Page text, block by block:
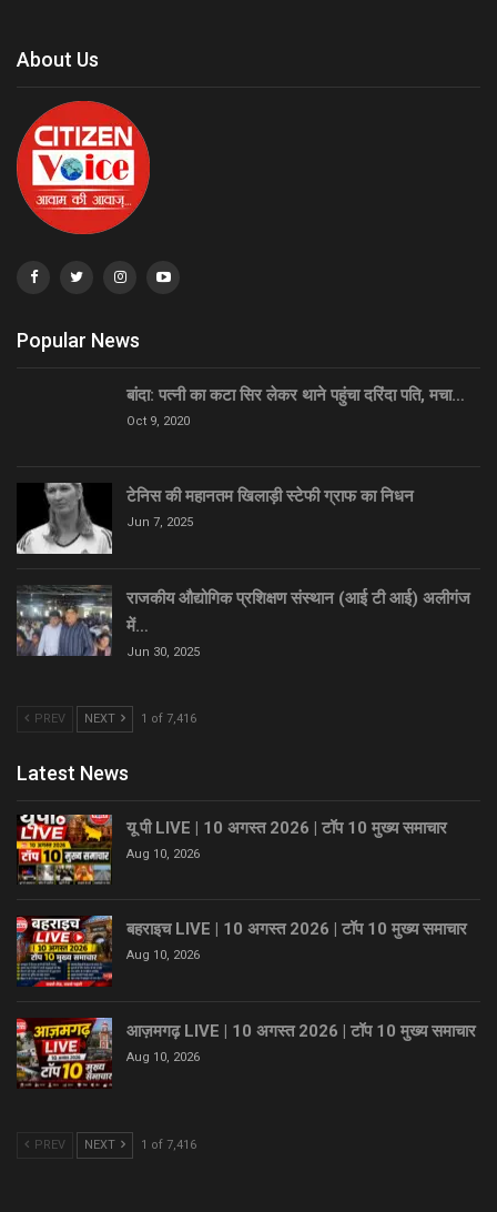
About Us
Popular News
बांदा: पत्नी का कटा सिर लेकर थाने पहुंचा दरिंदा पति, मचा…
Oct 9, 2020
टेनिस की महानतम खिलाड़ी स्टेफी ग्राफ का निधन
Jun 7, 2025
राजकीय औद्योगिक प्रशिक्षण संस्थान (आई टी आई) अलीगंज
में…
Jun 30, 2025
PREV NEXT 1 of 7,416
Latest News
यू पी LIVE | 10 अगस्त 2026 | टॉप 10 मुख्य समाचार
Aug 10, 2026
बहराइच LIVE | 10 अगस्त 2026 | टॉप 10 मुख्य समाचार
Aug 10, 2026
आज़मगढ़ LIVE | 10 अगस्त 2026 | टॉप 10 मुख्य समाचार
Aug 10, 2026
PREV NEXT 1 of 7,416